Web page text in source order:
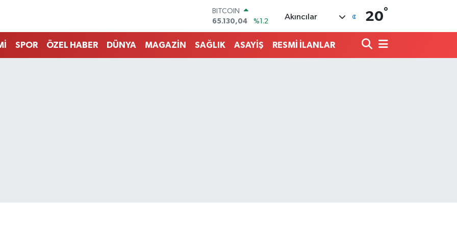
DOLAR
47,7106
%0.17
EURO
55,1652
%0.27
Akıncılar 20°
SPOR ÖZEL HABER DÜNYA MAGAZİN SAĞLIK ASAYİŞ RESMİ İLANLAR